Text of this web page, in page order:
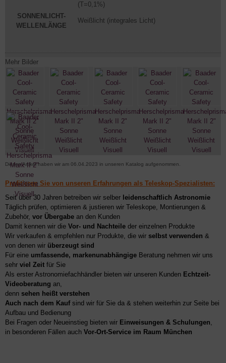
(T=0,1%)
SONNENLICHT-
WELLENLÄNGE
Weißlicht (integrales Licht)
Mehr Bilder
Diesen Artikel haben wir am 06.04.2023 in unseren Katalog aufgenommen.
Profitieren Sie von unseren Erfahrungen als Teleskop-Spezialisten:
Seit über 30 Jahren betreiben wir selber leidenschaftlich Astronomie
Täglich prüfen, optimieren & justieren wir Teleskope, Montierungen &
Zubehör, vor Übergabe an den Kunden
Damit kennen wir die Vor- und Nachteile der einzelnen Produkte
Wir verkaufen & empfehlen nur Produkte, die wir selbst verwenden &
von denen wir überzeugt sind
Für eine umfassende, markenunabhängige Beratung nehmen wir uns
sehr viel Zeit für Sie
Als erster Astronomiefachhändler bieten wir unseren Kunden Echtzeit-
Videoberatung an,
denn sehen heißt verstehen
Auch nach dem Kaufsind wir für Sie da & stehen weiterhin zur Seite bei
Aufbau und Bedienung
Bei Fragen oder Neueinstieg bieten wir Einweisungen & Schulungen,
in besonderen Fällen auch Vor-Ort-Service im Raum München